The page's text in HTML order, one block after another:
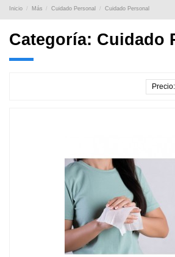
Inicio Más Cuidado Personal Cuidado Personal
Categoría: Cuidado